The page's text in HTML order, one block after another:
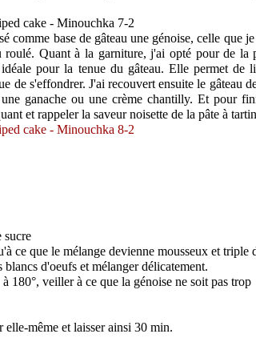
comme base de gâteau une génoise, celle que
Quant à la garniture, j'ai opté pour de la
pour la tenue du gâteau. Elle permet de
de s'effondrer. J'ai recouvert ensuite le gâteau
ganache ou une crème chantilly. Et pour
et rappeler la saveur noisette de la pâte à
sucre
ce que le mélange devienne mousseux et triple
d'oeufs et mélanger délicatement.
180°, veiller à ce que la génoise ne soit pas trop
même et laisser ainsi 30 min.